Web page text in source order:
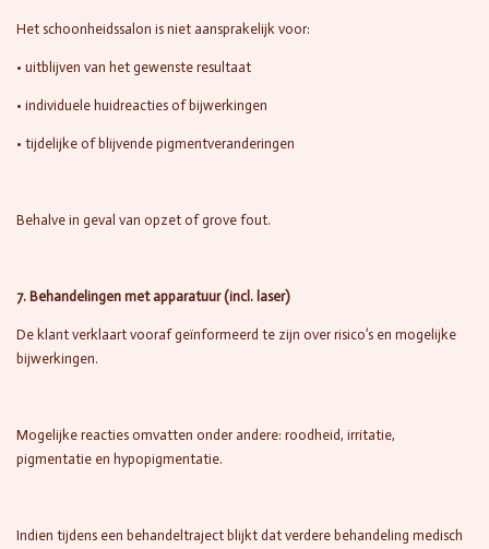
Het schoonheidssalon is niet aansprakelijk voor:
• uitblijven van het gewenste resultaat
• individuele huidreacties of bijwerkingen
• tijdelijke of blijvende pigmentveranderingen
Behalve in geval van opzet of grove fout.
7. Behandelingen met apparatuur (incl. laser)
De klant verklaart vooraf geïnformeerd te zijn over risico’s en mogelijke
bijwerkingen.
Mogelijke reacties omvatten onder andere: roodheid, irritatie,
pigmentatie en hypopigmentatie.
Indien tijdens een behandeltraject blijkt dat verdere behandeling medisch